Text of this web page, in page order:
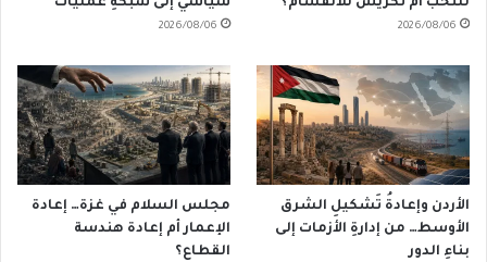
2026/08/06
2026/08/06
الأردن وإعادةُ تَشكيلِ الشرق
الأوسط… من إدارةِ الأزمات إلى
بناءِ الدور
مجلس السلام في غزة… إعادة
الإعمار أم إعادة هندسة
القطاع؟